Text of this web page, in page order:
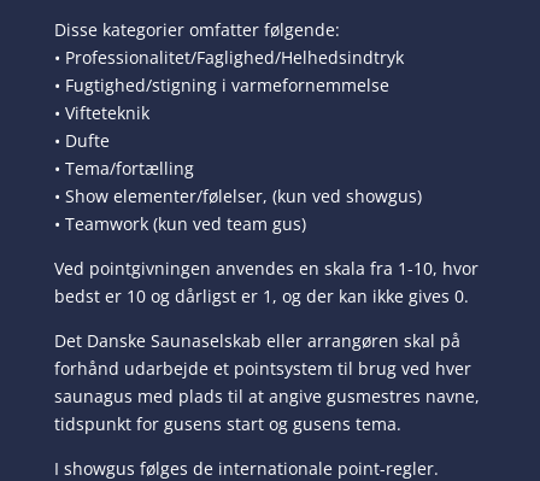
Disse kategorier omfatter følgende:
• Professionalitet/Faglighed/Helhedsindtryk
• Fugtighed/stigning i varmefornemmelse
• Vifteteknik
• Dufte
• Tema/fortælling
• Show elementer/følelser, (kun ved showgus)
• Teamwork (kun ved team gus)
Ved pointgivningen anvendes en skala fra 1-10, hvor
bedst er 10 og dårligst er 1, og der kan ikke gives 0.
Det Danske Saunaselskab eller arrangøren skal på
forhånd udarbejde et pointsystem til brug ved hver
saunagus med plads til at angive gusmestres navne,
tidspunkt for gusens start og gusens tema.
I showgus følges de internationale point-regler.